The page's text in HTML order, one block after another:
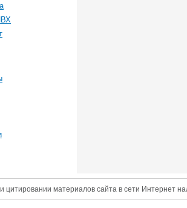
материалов сайта в сети Интернет